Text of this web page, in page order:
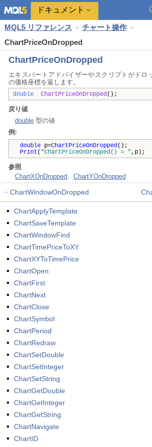
ドキュメント
MQL5 リファレンス
チャート操作
ChartPriceOnDropped
ChartPriceOnDropped
エキスパートアドバイザーやスクリプトがドロ
の価格座標を返します。
double ChartPriceOnDropped();
戻り値
double 型の値
例:
double p=ChartPriceOnDropped();
Print ( "ChartPriceOnDropped() = ",p);
参照
ChartXOnDropped、 ChartYOnDropped
ChartWindowOnDropped
ChartApplyTemplate
ChartSaveTemplate
ChartWindowFind
ChartTimePriceToXY
ChartXYToTimePrice
ChartOpen
ChartFirst
ChartNext
ChartClose
ChartSymbol
ChartPeriod
ChartRedraw
ChartSetDouble
ChartSetInteger
ChartSetString
ChartGetDouble
ChartGetInteger
ChartGetString
ChartNavigate
ChartID